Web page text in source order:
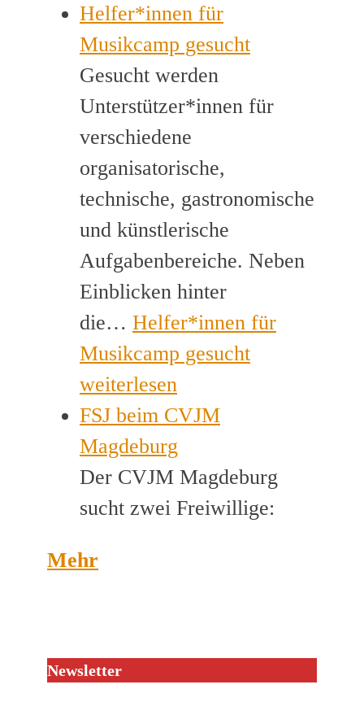
Helfer*innen für
Musikcamp gesucht
Gesucht werden
Unterstützer*innen für
verschiedene
organisatorische,
technische, gastronomische
und künstlerische
Aufgabenbereiche. Neben
Einblicken hinter
die… Helfer*innen für
Musikcamp gesucht
weiterlesen
FSJ beim CVJM
Magdeburg
Der CVJM Magdeburg
sucht zwei Freiwillige:
Mehr
Newsletter